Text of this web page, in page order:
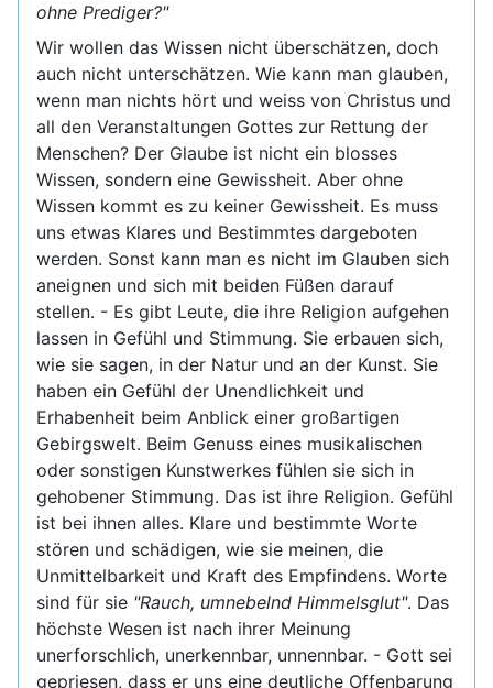
ohne Prediger?"
Wir wollen das Wissen nicht überschätzen, doch
auch nicht unterschätzen. Wie kann man glauben,
wenn man nichts hört und weiss von Christus und
all den Veranstaltungen Gottes zur Rettung der
Menschen? Der Glaube ist nicht ein blosses
Wissen, sondern eine Gewissheit. Aber ohne
Wissen kommt es zu keiner Gewissheit. Es muss
uns etwas Klares und Bestimmtes dargeboten
werden. Sonst kann man es nicht im Glauben sich
aneignen und sich mit beiden Füßen darauf
stellen. - Es gibt Leute, die ihre Religion aufgehen
lassen in Gefühl und Stimmung. Sie erbauen sich,
wie sie sagen, in der Natur und an der Kunst. Sie
haben ein Gefühl der Unendlichkeit und
Erhabenheit beim Anblick einer großartigen
Gebirgswelt. Beim Genuss eines musikalischen
oder sonstigen Kunstwerkes fühlen sie sich in
gehobener Stimmung. Das ist ihre Religion. Gefühl
ist bei ihnen alles. Klare und bestimmte Worte
stören und schädigen, wie sie meinen, die
Unmittelbarkeit und Kraft des Empfindens. Worte
sind für sie "Rauch, umnebelnd Himmelsglut". Das
höchste Wesen ist nach ihrer Meinung
unerforschlich, unerkennbar, unnennbar. - Gott sei
gepriesen, dass er uns eine deutliche Offenbarung